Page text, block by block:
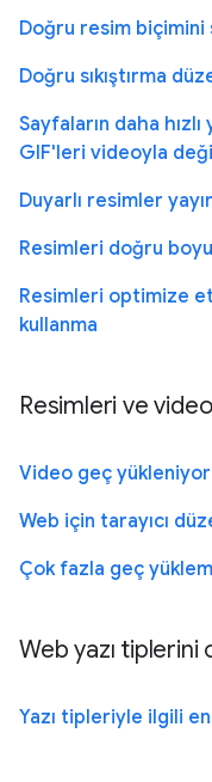
Doğru resim biçimini
Doğru sıkıştırma
Sayfaların daha
GIF'leri videoyla
Duyarlı resimler
Resimleri doğru
Resimleri optimize
kullanma
Resimleri ve
Video geç yükleniyor
Web için tarayıcı
Çok fazla geç
Web yazı
Yazı tipleriyle ilgili